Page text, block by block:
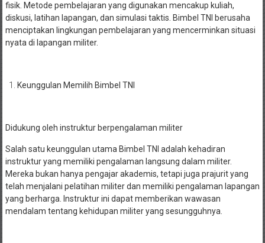
fisik. Metode pembelajaran yang digunakan mencakup kuliah,
diskusi, latihan lapangan, dan simulasi taktis. Bimbel TNI berusaha
menciptakan lingkungan pembelajaran yang mencerminkan situasi
nyata di lapangan militer.
Keunggulan Memilih Bimbel TNI
Didukung oleh instruktur berpengalaman militer
Salah satu keunggulan utama Bimbel TNI adalah kehadiran
instruktur yang memiliki pengalaman langsung dalam militer.
Mereka bukan hanya pengajar akademis, tetapi juga prajurit yang
telah menjalani pelatihan militer dan memiliki pengalaman lapangan
yang berharga. Instruktur ini dapat memberikan wawasan
mendalam tentang kehidupan militer yang sesungguhnya.